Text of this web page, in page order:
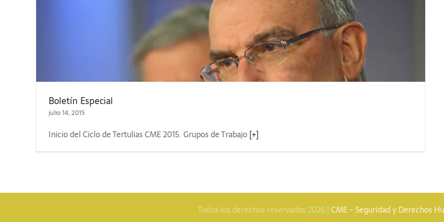
Boletín Especial
julio 14, 2015
Inicio del Ciclo de Tertulias CME 2015. Grupos de Trabajo[+]
Todos los derechos reservados 2026 |CME - Seguridad y Derechos